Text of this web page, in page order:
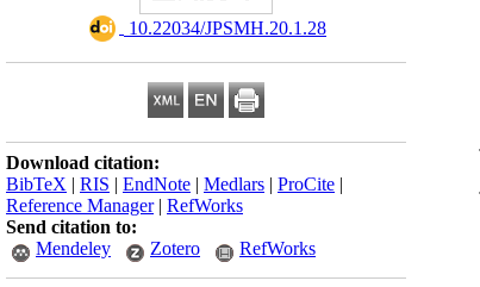
‎ 10.22034/JPSMH.20.1.28
Download citation:
BibTeX | RIS | EndNote | Medlars | ProCite |
Reference Manager| RefWorks
Send citation to:
Mendeley
Zotero RefWorks